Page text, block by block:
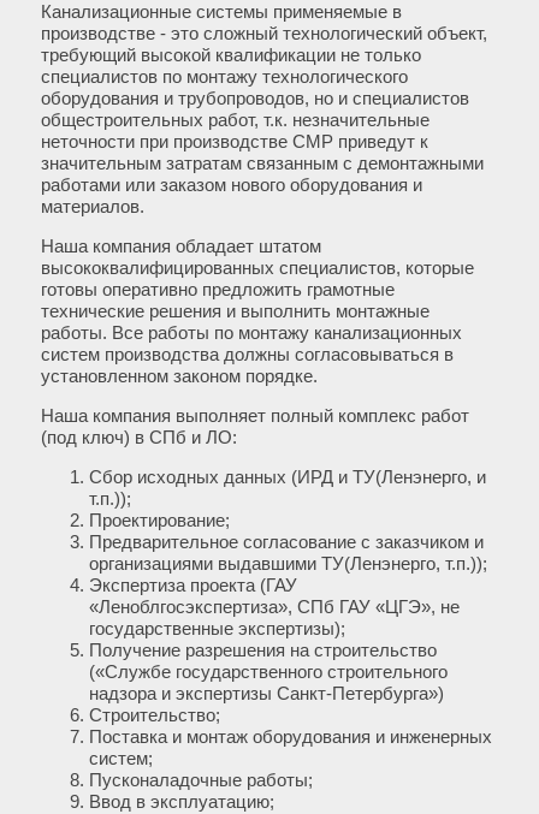
Канализационные системы применяемые в
производстве - это сложный технологический объект,
требующий высокой квалификации не только
специалистов по монтажу технологического
оборудования и трубопроводов, но и специалистов
общестроительных работ, т.к. незначительные
неточности при производстве СМР приведут к
значительным затратам связанным с демонтажными
работами или заказом нового оборудования и
материалов.
Наша компания обладает штатом
высококвалифицированных специалистов, которые
готовы оперативно предложить грамотные
технические решения и выполнить монтажные
работы. Все работы по монтажу канализационных
систем производства должны согласовываться в
установленном законом порядке.
Наша компания выполняет полный комплекс работ
(под ключ) в СПб и ЛО:
Сбор исходных данных (ИРД и ТУ(Ленэнерго, и
т.п.));
Проектирование;
Предварительное согласование с заказчиком и
организациями выдавшими ТУ(Ленэнерго, т.п.));
Экспертиза проекта (ГАУ
«Леноблгосэкспертиза», СПб ГАУ «ЦГЭ», не
государственные экспертизы);
Получение разрешения на строительство
(«Службе государственного строительного
надзора и экспертизы Санкт-Петербурга»)
Строительство;
Поставка и монтаж оборудования и инженерных
систем;
Пусконаладочные работы;
Ввод в эксплуатацию;